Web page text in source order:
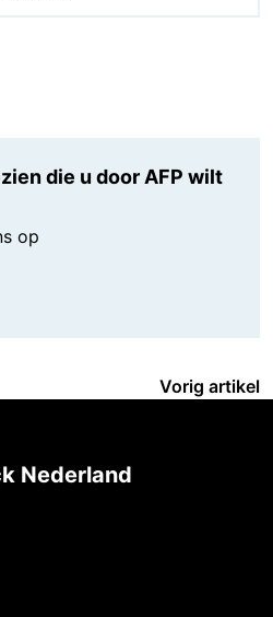
die u door AFP wilt
op
Vorig artikel
Nederland